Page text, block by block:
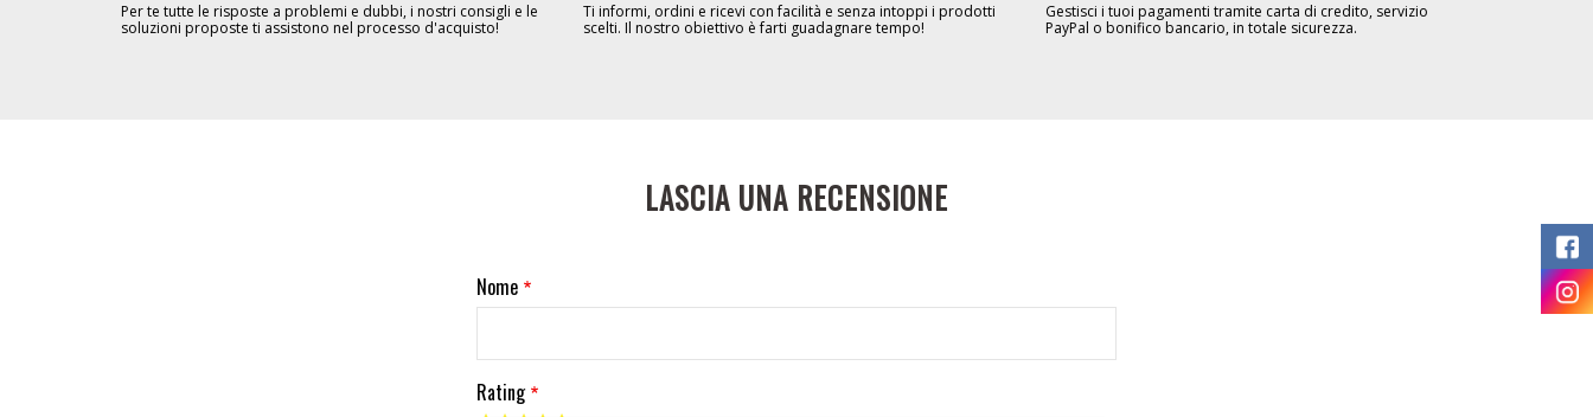
Per te tutte le risposte a problemi e dubbi, i nostri consigli e le
soluzioni proposte ti assistono nel processo d'acquisto!
Ti informi, ordini e ricevi con facilità e senza intoppi i prodotti
scelti. Il nostro obiettivo è farti guadagnare tempo!
Gestisci i tuoi pagamenti tramite carta di credito, servizio
PayPal o bonifico bancario, in totale sicurezza.
LASCIA UNA RECENSIONE
Nome
Rating